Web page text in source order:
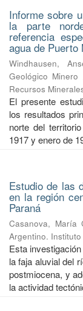
Informe sobre
la parte
referencia
agua de Puerto
Windhausen,
Geológico
Recursos
El presente
los resultados
norte del
1917 y enero de
Estudio de las
en la región
Paraná
Casanova, María
Argentino.
Esta
la faja aluvial del
postmiocena, y
la actividad